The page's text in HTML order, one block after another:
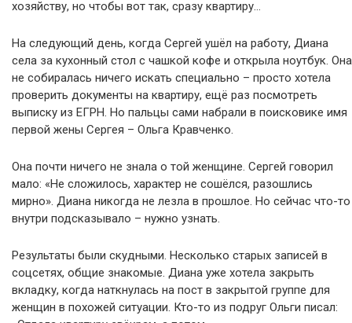
хозяйству, но чтобы вот так, сразу квартиру…
На следующий день, когда Сергей ушёл на работу, Диана
села за кухонный стол с чашкой кофе и открыла ноутбук. Она
не собиралась ничего искать специально – просто хотела
проверить документы на квартиру, ещё раз посмотреть
выписку из ЕГРН. Но пальцы сами набрали в поисковике имя
первой жены Сергея – Ольга Кравченко.
Она почти ничего не знала о той женщине. Сергей говорил
мало: «Не сложилось, характер не сошёлся, разошлись
мирно». Диана никогда не лезла в прошлое. Но сейчас что-то
внутри подсказывало – нужно узнать.
Результаты были скудными. Несколько старых записей в
соцсетях, общие знакомые. Диана уже хотела закрыть
вкладку, когда наткнулась на пост в закрытой группе для
женщин в похожей ситуации. Кто-то из подруг Ольги писал: